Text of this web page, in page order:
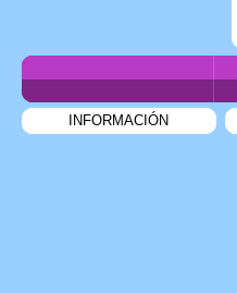
INFORMACIÓN